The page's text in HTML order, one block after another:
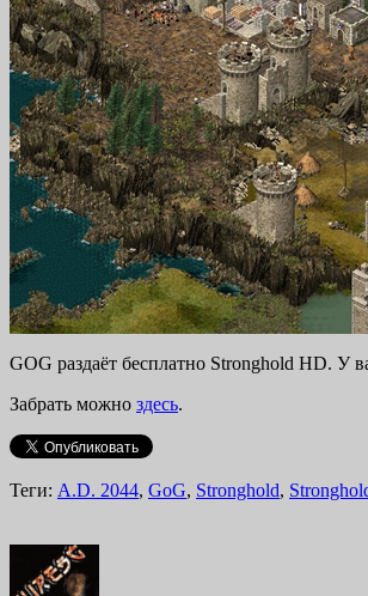
GOG раздаёт бесплатно Stronghold HD. У
Забрать можно здесь.
Теги: A.D. 2044, GoG, Stronghold,